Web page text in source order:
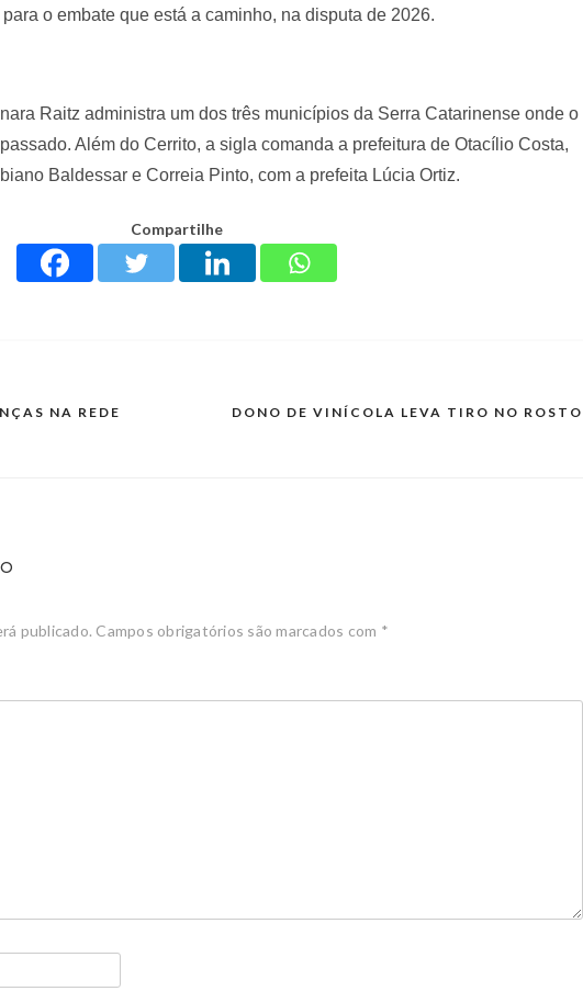
o embate que está a caminho, na disputa de 2026.
Raitz administra um dos três municípios da Serra Catarinense onde o
Além do Cerrito, a sigla comanda a prefeitura de Otacílio Costa,
Baldessar e Correia Pinto, com a prefeita Lúcia Ortiz.
Compartilhe
NA REDE DONO DE VINÍCOLA LEVA TIRO NO ROSTO
publicado. Campos obrigatórios são marcados com *